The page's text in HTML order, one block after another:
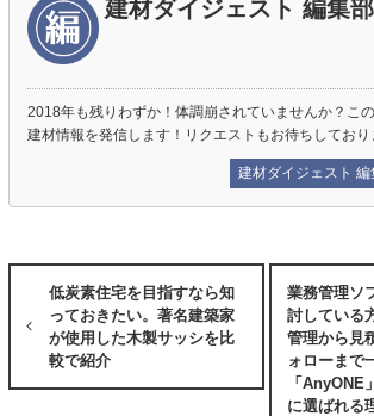
建材ダイジェスト 編集部
2018年も残りわずか！体調崩されていませんか？こ
建材情報を発信します！リクエストもお待ちしており
建材ダイジェスト
低炭素住宅を目指すなら知
っておきたい。著名建築家
が使用した木製サッシを比
較で紹介
業務管理ソ
討している
管理から見
ォローまで
「AnyONE
に選ばれる